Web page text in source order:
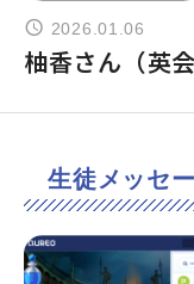
よくあるご質問
団体向け出張英会
新着情報
2026.01.06
柚香さん（英
生徒メッセ